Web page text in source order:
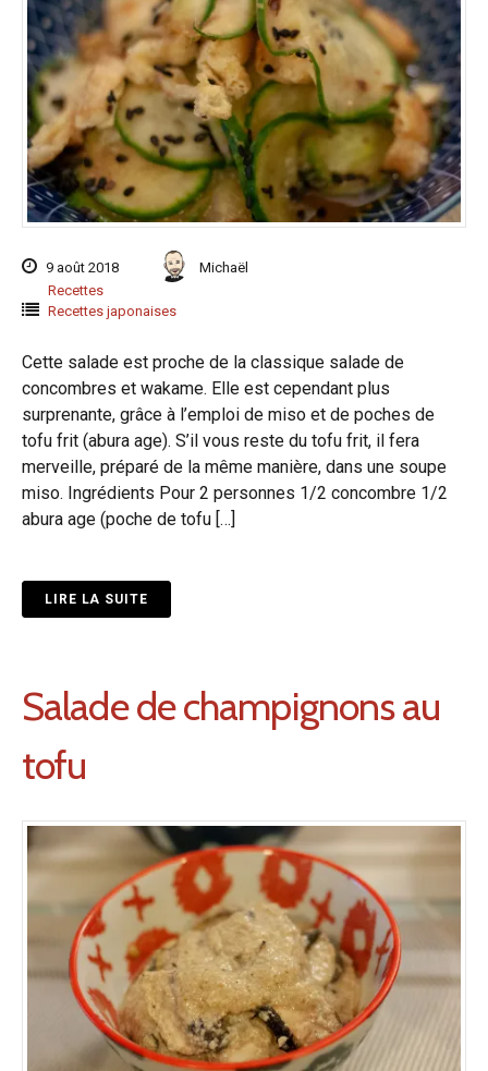
9 août 2018
Michaël
Recettes
Recettes japonaises
Cette salade est proche de la classique salade de
concombres et wakame. Elle est cependant plus
surprenante, grâce à l’emploi de miso et de poches de
tofu frit (abura age). S’il vous reste du tofu frit, il fera
merveille, préparé de la même manière, dans une soupe
miso. Ingrédients Pour 2 personnes 1/2 concombre 1/2
abura age (poche de tofu […]
LIRE LA SUITE
Salade de champignons au
tofu